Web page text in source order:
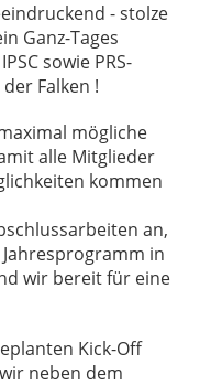
- stolze
Ganz-Tages
sowie PRS-
Falken !
mögliche
alle Mitglieder
kommen
an,
in
wir bereit für eine
Kick-Off
neben dem